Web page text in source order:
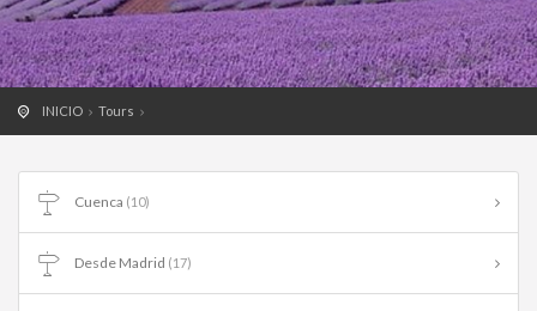
INICIO Tours
Cuenca (10)
Desde Madrid (17)